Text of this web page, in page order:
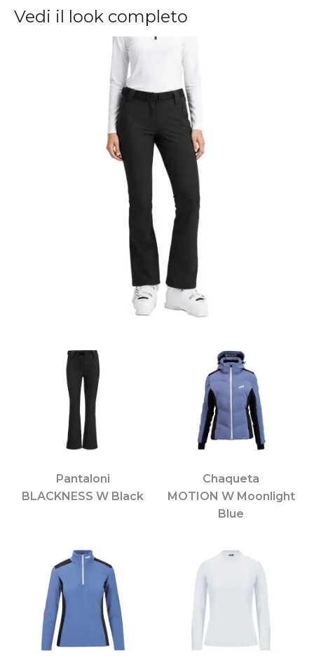
Vedi il look completo
Pantaloni
BLACKNESS W Black
Chaqueta
MOTION W Moonlight
Blue